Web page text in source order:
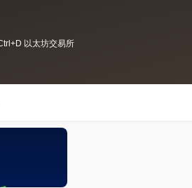
以太坊交易所